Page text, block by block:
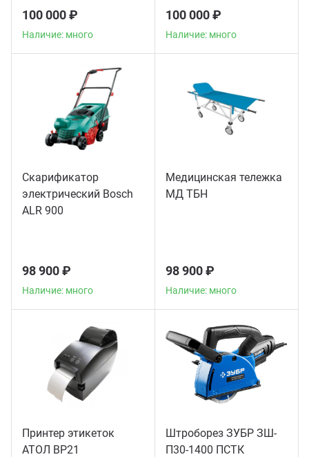
100 000 ₽
Наличие: много
100 000 ₽
Наличие: много
Скарификатор
электрический Bosch
ALR 900
98 900 ₽
Наличие: много
Медицинская тележка
МД ТБН
98 900 ₽
Наличие: много
Принтер этикеток
АТОЛ BP21
Штроборез ЗУБР ЗШ-
П30-1400 ПСТК